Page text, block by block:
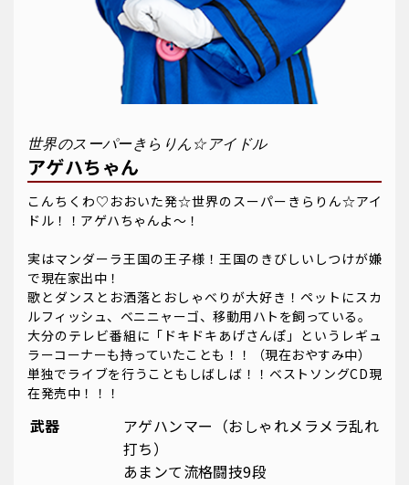
世界のスーパーきらりん☆アイドル
アゲハちゃん
こんちくわ♡おおいた発☆世界のスーパーきらりん☆アイ
ドル！！アゲハちゃんよ～！
実はマンダーラ王国の王子様！王国のきびしいしつけが嫌
で現在家出中！
歌とダンスとお洒落とおしゃべりが大好き！ペットにスカ
ルフィッシュ、ベニニャーゴ、移動用ハトを飼っている。
大分のテレビ番組に「ドキドキあげさんぽ」というレギュ
ラーコーナーも持っていたことも！！（現在おやすみ中）
単独でライブを行うこともしばしば！！ベストソングCD現
在発売中！！！
武器
アゲハンマー（おしゃれメラメラ乱れ
打ち）
あまンて流格闘技9段